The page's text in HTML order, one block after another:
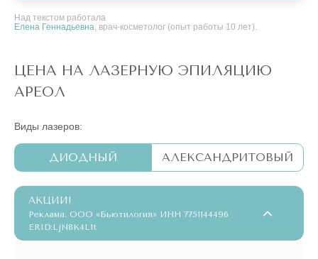
Над текстом работала
Елена Геннадьевна, врач-косметолог (опыт работы 10 лет).
ЦЕНА НА ЛАЗЕРНУЮ ЭПИЛЯЦИЮ
АРЕОЛ
Виды лазеров:
ДИОДНЫЙ АЛЕКСАНДРИТОВЫЙ
АКЦИИ!
Реклама. ООО «Бьютилогия» ИНН 7751144496
ERID:LjN8K4L1t